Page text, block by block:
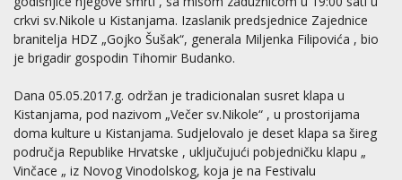
crkvi sv.Nikole u Kistanjama. Izaslanik predsjednice Zajednice
branitelja HDZ „Gojko Šušak“, generala Miljenka Filipovića , bio
je brigadir gospodin Tihomir Budanko.
Dana 05.05.2017.g. održan je tradicionalan susret klapa u
Kistanjama, pod nazivom „Večer sv.Nikole“ , u prostorijama
doma kulture u Kistanjama. Sudjelovalo je deset klapa sa šireg
područja Republike Hrvatske , uključujući pobjedničku klapu „
Vinčace „ iz Novog Vinodolskog, koja je na Festivalu